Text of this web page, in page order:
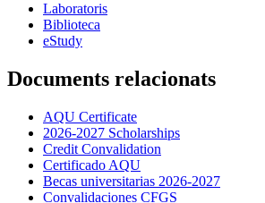
Laboratoris
Biblioteca
eStudy
Documents relacionats
AQU Certificate
2026-2027 Scholarships
Credit Convalidation
Certificado AQU
Becas universitarias 2026-2027
Convalidaciones CFGS